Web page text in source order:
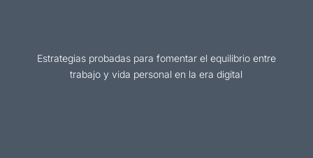
Estrategias probadas para fomentar el equilibrio entre
trabajo y vida personal en la era digital